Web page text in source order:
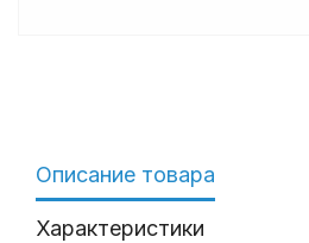
Описание товара
Характеристики